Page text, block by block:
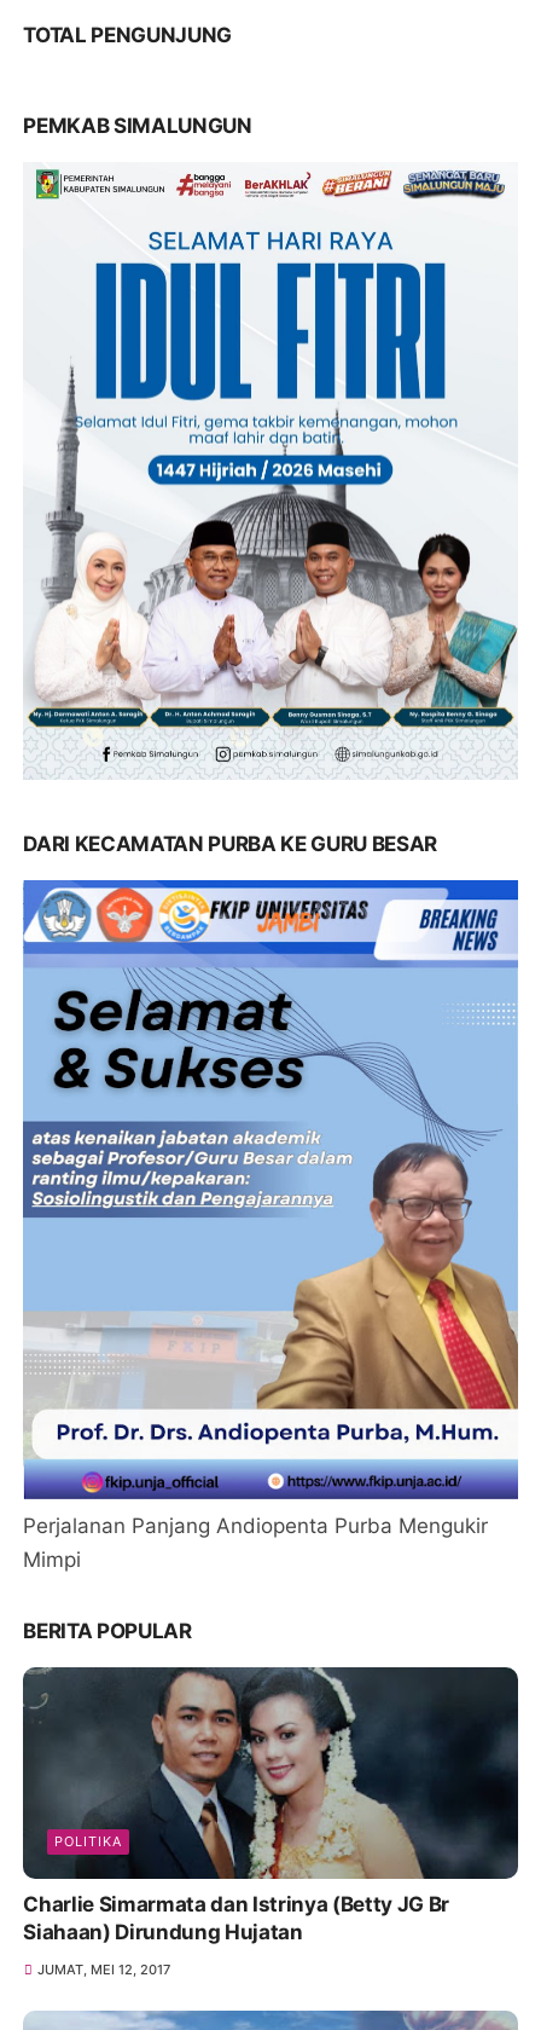
TOTAL PENGUNJUNG
PEMKAB SIMALUNGUN
DARI KECAMATAN PURBA KE GURU BESAR
Perjalanan Panjang Andiopenta Purba Mengukir
Mimpi
BERITA POPULAR
POLITIKA
Charlie Simarmata dan Istrinya (Betty JG Br
Siahaan) Dirundung Hujatan
JUMAT, MEI 12, 2017